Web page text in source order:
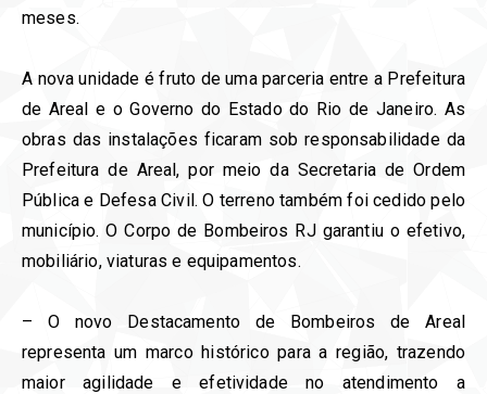
meses.
A nova unidade é fruto de uma parceria entre a Prefeitura
de Areal e o Governo do Estado do Rio de Janeiro. As
obras das instalações ficaram sob responsabilidade da
Prefeitura de Areal, por meio da Secretaria de Ordem
Pública e Defesa Civil. O terreno também foi cedido pelo
município. O Corpo de Bombeiros RJ garantiu o efetivo,
mobiliário, viaturas e equipamentos.
– O novo Destacamento de Bombeiros de Areal
representa um marco histórico para a região, trazendo
maior agilidade e efetividade no atendimento a